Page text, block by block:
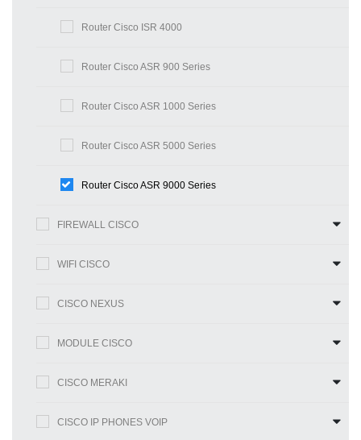
Router Cisco ISR 4000
Router Cisco ASR 900 Series
Router Cisco ASR 1000 Series
Router Cisco ASR 5000 Series
Router Cisco ASR 9000 Series
FIREWALL CISCO
WIFI CISCO
CISCO NEXUS
MODULE CISCO
CISCO MERAKI
CISCO IP PHONES VOIP